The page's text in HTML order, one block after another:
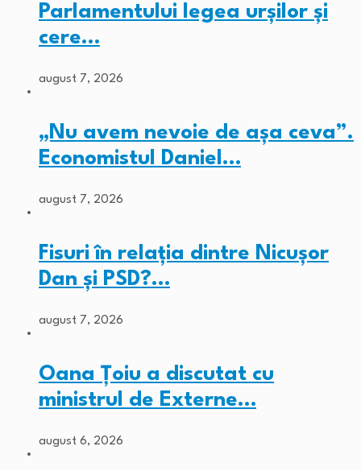
Parlamentului legea urșilor și
cere…
august 7, 2026
„Nu avem nevoie de așa ceva”.
Economistul Daniel…
august 7, 2026
Fisuri în relația dintre Nicușor
Dan și PSD?…
august 7, 2026
Oana Țoiu a discutat cu
ministrul de Externe…
august 6, 2026